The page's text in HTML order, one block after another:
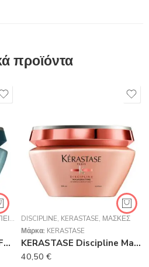
προϊόντα
ΜΆΣΚΕΣ
KERASTASE Resistance Force Architecte Masque Force Architecte Μάσκα Επανόρθωσης Μαλλιών 200ml
DISCIPLINE, KERASTASE, ΜΆΣΚΕΣ
Μάρκα: KERASTASE
KERASTASE Discipline Maskeratine Μάσκα Για Ατίθασα Μαλλιά 200ml
40,50 €